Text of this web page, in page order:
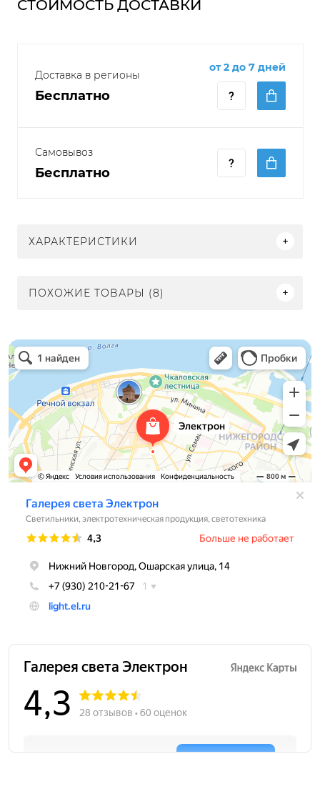
СТОИМОСТЬ ДОСТАВКИ
Доставка в регионы
Бесплатно
от 2 до 7 дней
Самовывоз
Бесплатно
ХАРАКТЕРИСТИКИ
ПОХОЖИЕ ТОВАРЫ (8)
Электрон
Светильники в Нижнем Новгороде
Электротехническая продукция в Нижнем Новгороде